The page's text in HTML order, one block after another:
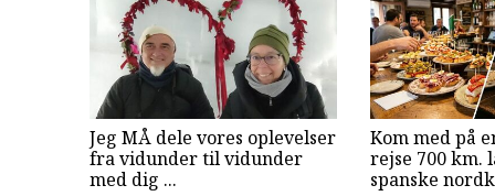
Jeg MÅ dele vores oplevelser
fra vidunder til vidunder
med dig ...
Kom med på
rejse 700 km.
spanske